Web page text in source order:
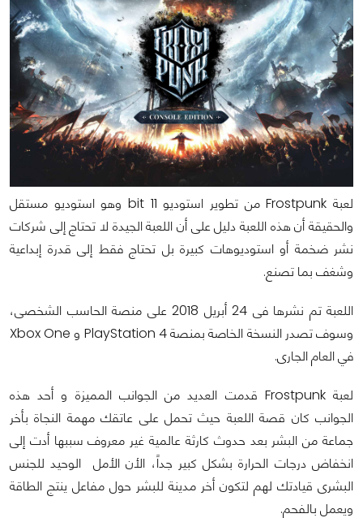
لعبة Frostpunk من تطوير استوديو 11 bit وهو استوديو مستقل
والحقيقة أن هذه اللعبة دليل على أن اللعبة الجيدة لا تحتاج إلى شركات
نشر ضخمة أو استوديوهات كبيرة بل تحتاج فقط إلى قدرة إبداعية
وشغف بما تصنع.
اللعبة تم نشرها فى 24 أبريل 2018 على منصة الحاسب الشخصى،
وسوف تصدر النسخة الخاصة بمنصة PlayStation 4 و Xbox One
في العام الجارى.
لعبة Frostpunk قدمت العديد من الجوانب المميزة و أحد هذه
الجوانب كان قصة اللعبة حيث تحمل على عاتقك مهمة النجاة بأخر
جماعة من البشر بعد حدوث كارثة عالمية غير معروف سببها أدت إلى
انخفاض درجات الحرارة بشكل كبير جداً، الأن الأمل الوحيد للجنس
البشرى قيادتك لهم لتكون أخر مدينة للبشر حول مفاعل ينتج الطاقة
ويعمل بالفحم.